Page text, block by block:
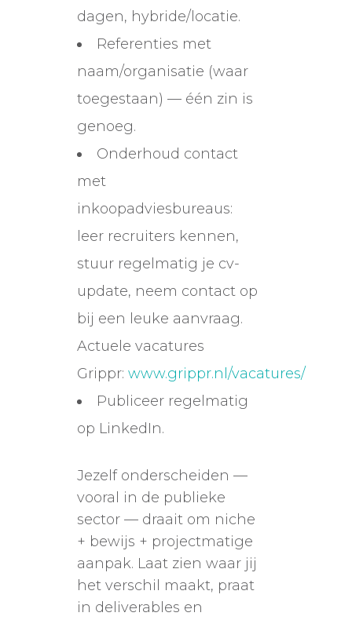
dagen, hybride/locatie.
Referenties met
naam/organisatie (waar
toegestaan) — één zin is
genoeg.
Onderhoud contact
met
inkoopadviesbureaus:
leer recruiters kennen,
stuur regelmatig je cv-
update, neem contact op
bij een leuke aanvraag.
Actuele vacatures
Grippr: www.grippr.nl/vacatures/
Publiceer regelmatig
op LinkedIn.
Jezelf onderscheiden —
vooral in de publieke
sector — draait om niche
+ bewijs + projectmatige
aanpak. Laat zien waar jij
het verschil maakt, praat
in deliverables en